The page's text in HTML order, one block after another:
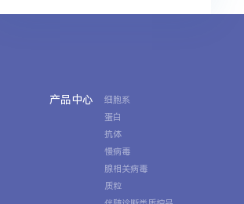
产品中心
细胞系
蛋白
抗体
慢病毒
腺相关病毒
质粒